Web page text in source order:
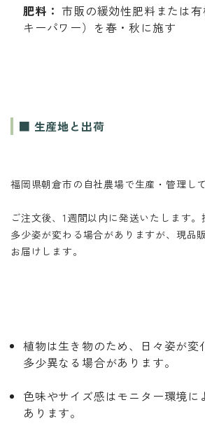
肥料： 市販の緩効性肥料または
キーパワー）を春・秋に施す
■ 生産地と出荷
福岡県朝倉市の自社農場で生産・管理して
ご注文後、1週間以内に発送いたします
多少姿が変わる場合がありますが、現品
お届けします。
植物は生き物のため、日々姿が変
多少異なる場合があります。
色味やサイズ感はモニター環境に
あります。